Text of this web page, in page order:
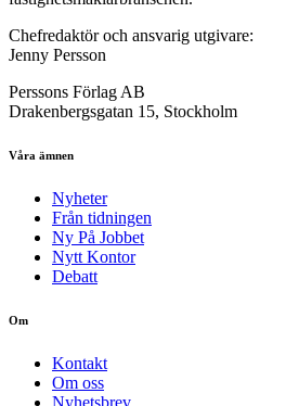
Chefredaktör och ansvarig utgivare:
Jenny Persson
Perssons Förlag AB
Drakenbergsgatan 15, Stockholm
Våra ämnen
Nyheter
Från tidningen
Ny På Jobbet
Nytt Kontor
Debatt
Om
Kontakt
Om oss
Nyhetsbrev